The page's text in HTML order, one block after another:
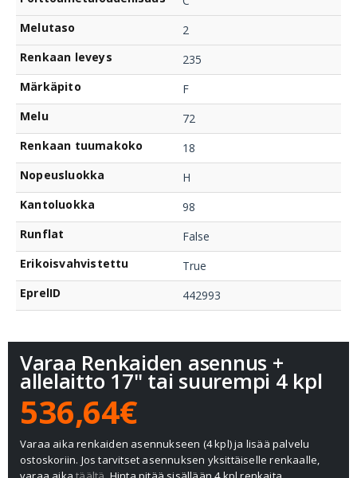
Melutaso
2
Renkaan leveys
235
Märkäpito
F
Melu
72
Renkaan tuumakoko
18
Nopeusluokka
H
Kantoluokka
98
Runflat
False
Erikoisvahvistettu
True
EprelID
442993
Varaa Renkaiden asennus +
allelaitto 17" tai suurempi 4 kpl
536,64€
Varaa aika renkaiden asennukseen (4 kpl) ja lisää palvelu
ostoskoriin. Jos tarvitset asennuksen yksittäiselle renkaalle,